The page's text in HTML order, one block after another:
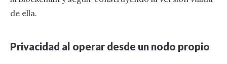
de ella.
Privacidad al operar desde un nodo propio